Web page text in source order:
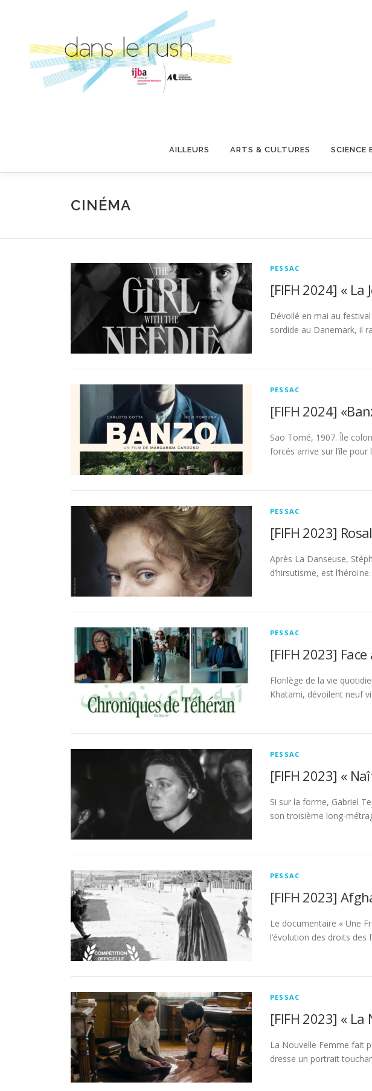
AILLEURS ARTS & CULTURES SCIENCE
CINÉMA
PESSAC
[FIFH 2024] « La
Dévoilé en mai au
sordide au Danemark, il
PESSAC
[FIFH 2024]
Sao Tomé, 1907. Île
forcés arrive sur l’île
PESSAC
[FIFH 2023]
Après La Danseuse,
d’hirsutisme, est
PESSAC
[FIFH 2023]
Florilège de la vie
Khatami, dévoilent neuf
PESSAC
[FIFH 2023] «
Si sur la forme, Gabriel
son troisième long-
PESSAC
[FIFH 2023]
Le documentaire « Une
l’évolution des droits
PESSAC
[FIFH 2023] « La
La Nouvelle Femme fait
dresse un portrait